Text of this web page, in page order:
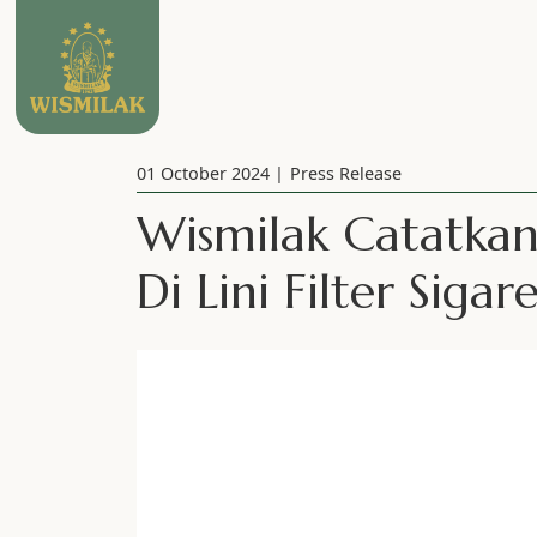
01 October 2024 Press Release
Wismilak
Di Lini Filter